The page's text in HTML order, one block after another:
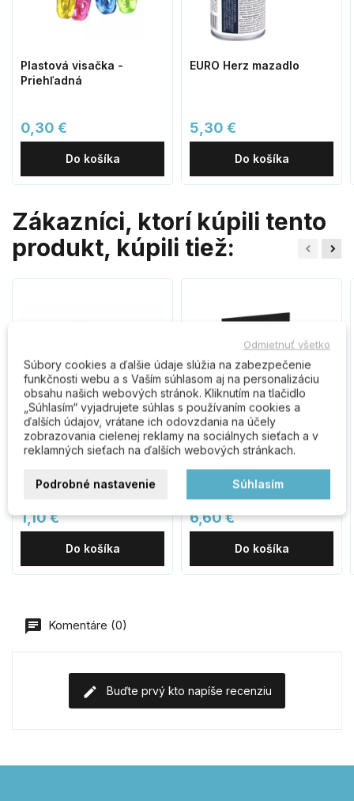
Plastová visačka -
Priehľadná
0,30 €
Do košíka
EURO Herz mazadlo
5,30 €
Do košíka
Zákazníci, ktorí kúpili tento
produkt, kúpili tiež:
Záves ESO vložený 45 s
H0, krytky
1,10 €
Do košíka
Ventilačný prieduch
čierny hranatý TNCZ
6,60 €
Do košíka
Komentáre (0)
Buďte prvý kto napíše recenziu
Odmietnuť všetko
Súbory cookies a ďalšie údaje slúžia na zabezpečenie
funkčnosti webu a s Vaším súhlasom aj na personalizáciu
obsahu našich webových stránok. Kliknutím na tlačidlo
„Súhlasím“ vyjadrujete súhlas s používaním cookies a
ďalších údajov, vrátane ich odovzdania na účely
zobrazovania cielenej reklamy na sociálnych sieťach a v
reklamných sieťach na ďalších webových stránkach.
Podrobné nastavenie Súhlasím